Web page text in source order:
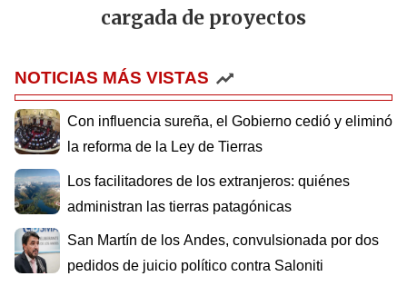
cargada de proyectos
NOTICIAS MÁS VISTAS
Con influencia sureña, el Gobierno cedió y eliminó
la reforma de la Ley de Tierras
Los facilitadores de los extranjeros: quiénes
administran las tierras patagónicas
San Martín de los Andes, convulsionada por dos
pedidos de juicio político contra Saloniti